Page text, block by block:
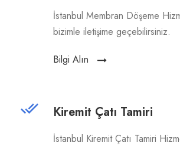
İstanbul Membran Döşeme
bizimle iletişime geçebilirsiniz.
Bilgi Alın
Kiremit Çatı Tamiri
İstanbul Kiremit Çatı Tamiri